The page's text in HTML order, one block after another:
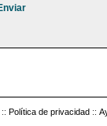
:: Política de privacidad ::